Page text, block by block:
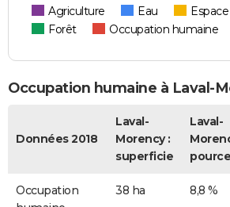
Agriculture Eau
Forêt
Occupation humaine
Occupation humaine à Laval-
Données 2018
Laval-
Morency :
superficie
Laval-
Occupation
38 ha 8,8 %